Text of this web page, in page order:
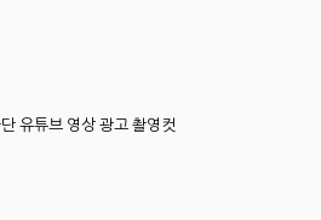
유튜브 영상 광고 촬영컷